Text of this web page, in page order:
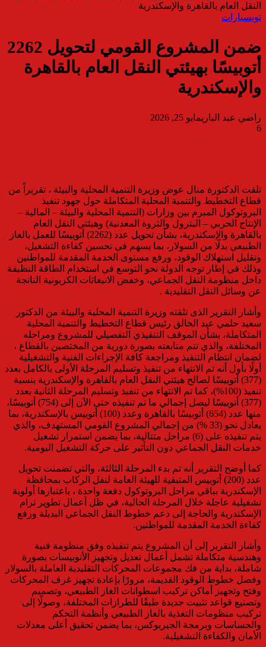
النقل العام بالقاهرة والإسكندرية
توبسيارات
ضمن المشروع القومي لتحويل 2262
أتوبيسًا بهيئتي النقل العام بالقاهرة
والإسكندرية
راضي عبد الباريمايو 25, 2026
6
تلقت الدكتورة منال عوض وزيرة التنمية المحلية والبيئة ، تقريراً من
قطاع التخطيط والتنمية المحلية المتكاملة حول جهود تنفيذ
البروتوكول المبرم بين وزارات (التنمية المحلية والبيئة – المالية –
الإنتاج الحربي – البترول والثروة المعدنية) وهيئتي النقل العام
بالقاهرة والإسكندرية، بشأن تحويل عدد (2262) أتوبيسًا للعمل بالغاز
الطبيعي بدلًا من السولار، بما يسهم في تحسين كفاءة التشغيل،
وتقليل استهلاك الوقود، ورفع مستوى الخدمة المقدمة للمواطنين
وذلك في إطار توجه الدولة نحو التوسع في استخدام الطاقة النظيفة
داخل منظومة النقل الجماعي، وخفض الانبعاثات الكربونية الناتجة
عن وسائل النقل التقليدية .
وأشار التقرير الذى تلقته وزيرة التنمية المحلية والبيئة من الدكتور
سعيد حلمي عبد الخالق رئيس قطاع التخطيط والتنمية المحلية
المتكاملة، بشأن الموقف التنفيذي التفصيلي للمشروع ومراحله
المختلفة، والذي تتم متابعته بصورة دورية من المختصين بالقطاع ،
لضمان انتظام التنفيذ ومراجعة كافة الإجراءات الفنية والتشغيلية
أولًا بأول أنه تم الانتهاء من تنفيذ وتسليم المرحلة الأولى بالكامل بعدد
(377) أتوبيسًا لصالح هيئتي النقل العام بالقاهرة والإسكندرية بنسبة
تنفيذ (100%)، كما تم الانتهاء من تنفيذ وتسليم المرحلة الثانية بعدد
(377) أتوبيسًا ليصل إجمالي ما تم تنفيذه حتى الآن إلى (754) أتوبيسًا،
منها عدد (654) أتوبيسًا بالقاهرة وعدد (100) أتوبيس بالإسكندرية، بما
يعادل نحو (33 %) من إجمالي المشروع القومي المستهدف، والذي
يتم تنفيذه على (6) مراحل متتالية، بما يضمن استمرار تشغيل
خدمات النقل الجماعي دون التأثير على حركة التشغيل اليومية.
كما أوضح التقرير أنه تم بدء المرحلة الثالثة، والتي تضمنت تحويل
عدد (200) أتوبيس المتبقية للهيئة العامة لنقل الركاب بمحافظة
الإسكندرية بباقي مراحل البروتوكول دفعة واحدة ، باعتبارها أولوية
تشغيلية عاجلة خلال المرحلة الحالية، في ظل أعمال تطوير ترام
الإسكندرية والحاجة إلى دعم خطوط النقل الجماعي البديلة ورفع
كفاءة الخدمة المقدمة للمواطنين.
وأشار التقرير إلى أن المشروع يتم تنفيذه وفق منظومة فنية
وهندسية متكاملة تشمل أعمال تعديل وتجهيز الأتوبيسات بصورة
شاملة، بداية من فك مجموعات المحركات التقليدية العاملة بالسولار
وفصل خطوط الوقود القديمة، مرورًا بإعادة تجهيز غرف المحركات
وفتح وتجهيز أماكن تركيب اسطوانات الغاز الطبيعي، وتصميم
وتصنيع قواعد تثبيت جديدة طبقًا للطرازات المختلفة، وصولًا إلى
تركيب منظومات التغذية بالغاز الطبيعي وأنظمة التحكم
والحساسات وبرمجة الجيربوكس، بما يضمن تحقيق أعلى معدلات
الأمان والكفاءة التشغيلية.